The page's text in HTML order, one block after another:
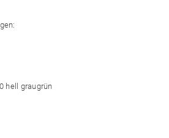
hell graugrün